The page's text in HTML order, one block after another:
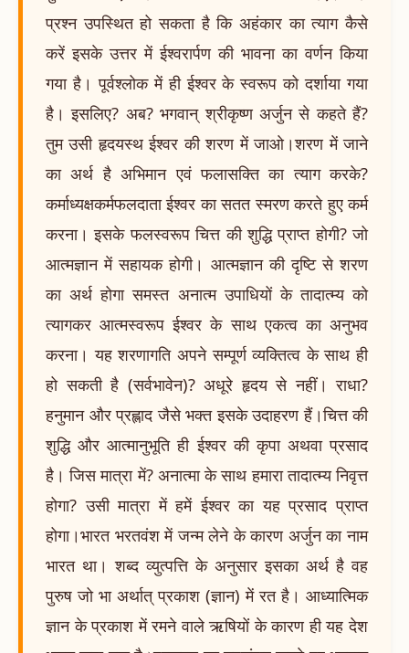
प्रश्न उपस्थित हो सकता है कि अहंकार का त्याग कैसे
करें इसके उत्तर में ईश्वरार्पण की भावना का वर्णन किया
गया है। पूर्वश्लोक में ही ईश्वर के स्वरूप को दर्शाया गया
है। इसलिए? अब? भगवान् श्रीकृष्ण अर्जुन से कहते हैं?
तुम उसी हृदयस्थ ईश्वर की शरण में जाओ।शरण में जाने
का अर्थ है अभिमान एवं फलासक्ति का त्याग करके?
कर्माध्यक्षकर्मफलदाता ईश्वर का सतत स्मरण करते हुए कर्म
करना। इसके फलस्वरूप चित्त की शुद्धि प्राप्त होगी? जो
आत्मज्ञान में सहायक होगी। आत्मज्ञान की दृष्टि से शरण
का अर्थ होगा समस्त अनात्म उपाधियों के तादात्म्य को
त्यागकर आत्मस्वरूप ईश्वर के साथ एकत्व का अनुभव
करना। यह शरणागति अपने सम्पूर्ण व्यक्तित्व के साथ ही
हो सकती है (सर्वभावेन)? अधूरे हृदय से नहीं। राधा?
हनुमान और प्रह्लाद जैसे भक्त इसके उदाहरण हैं।चित्त की
शुद्धि और आत्मानुभूति ही ईश्वर की कृपा अथवा प्रसाद
है। जिस मात्रा में? अनात्मा के साथ हमारा तादात्म्य निवृत्त
होगा? उसी मात्रा में हमें ईश्वर का यह प्रसाद प्राप्त
होगा।भारत भरतवंश में जन्म लेने के कारण अर्जुन का नाम
भारत था। शब्द व्युत्पत्ति के अनुसार इसका अर्थ है वह
पुरुष जो भा अर्थात् प्रकाश (ज्ञान) में रत है। आध्यात्मिक
ज्ञान के प्रकाश में रमने वाले ऋषियों के कारण ही यह देश